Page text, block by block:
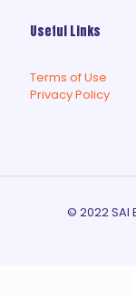
Useful Links
Terms of Use
Privacy Policy
© 2022 SAI